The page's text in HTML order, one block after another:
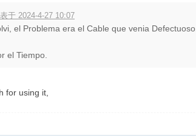
于 2024-4-27 10:07
el Problema era el Cable que venia Defectuoso.
el Tiempo.
for using it,